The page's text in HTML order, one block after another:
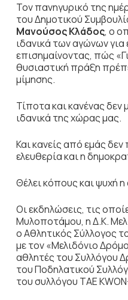
Τον πανηγυρικό της
του Δημοτικού
Μανούσος Κλάδος, ο
ιδανικά των αγώνων για
επισημαίνοντας, πώς
θυσιαστική πράξη
μίμησης.
Τίποτα και κανένας δεν
ιδανικά της χώρας μας.
Και κανείς από εμάς
ελευθερία και η
Θέλει κόπους και ψυχή
Οι εκδηλώσεις, τις
Μυλοποτάμου, η Δ.Κ.
ο Αθλητικός Σύλλογος
με τον «Μελιδόνιο
αθλητές του Συλλόγου
του Ποδηλατικού
του συλλόγου TAE